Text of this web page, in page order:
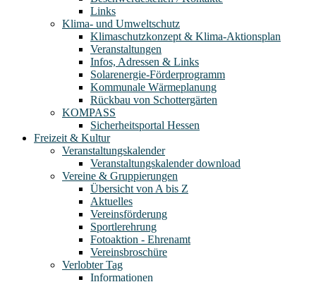
Links
Klima- und Umweltschutz
Klimaschutzkonzept & Klima-Aktionsplan
Veranstaltungen
Infos, Adressen & Links
Solarenergie-Förderprogramm
Kommunale Wärmeplanung
Rückbau von Schottergärten
KOMPASS
Sicherheitsportal Hessen
Freizeit & Kultur
Veranstaltungskalender
Veranstaltungskalender download
Vereine & Gruppierungen
Übersicht von A bis Z
Aktuelles
Vereinsförderung
Sportlerehrung
Fotoaktion - Ehrenamt
Vereinsbroschüre
Verlobter Tag
Informationen